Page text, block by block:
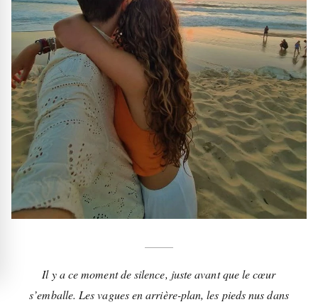
Il y a ce moment de silence, juste avant que le cœur
s’emballe. Les vagues en arrière-plan, les pieds nus dans